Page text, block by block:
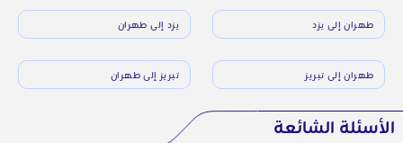
طهران إلى يزد يزد إلى طهران
طهران إلى تبريز تبريز إلى طهران
الأسئلة الشائعة